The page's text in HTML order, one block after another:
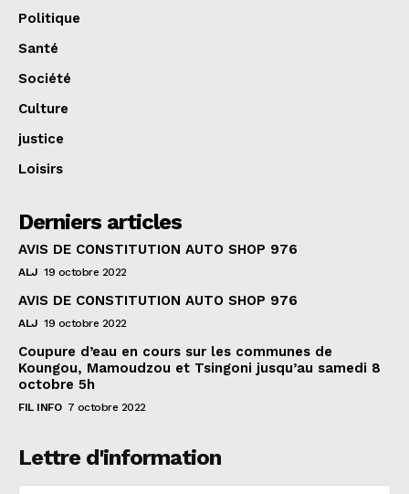
Politique
Santé
Société
Culture
justice
Loisirs
Derniers articles
AVIS DE CONSTITUTION AUTO SHOP 976
ALJ 19 octobre 2022
AVIS DE CONSTITUTION AUTO SHOP 976
ALJ 19 octobre 2022
Coupure d’eau en cours sur les communes de
Koungou, Mamoudzou et Tsingoni jusqu’au samedi 8
octobre 5h
FIL INFO 7 octobre 2022
Lettre d'information